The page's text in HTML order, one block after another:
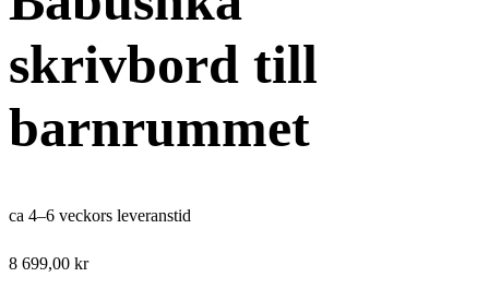
skrivbord till
barnrummet
ca 4–6 veckors leveranstid
8 699,00 kr